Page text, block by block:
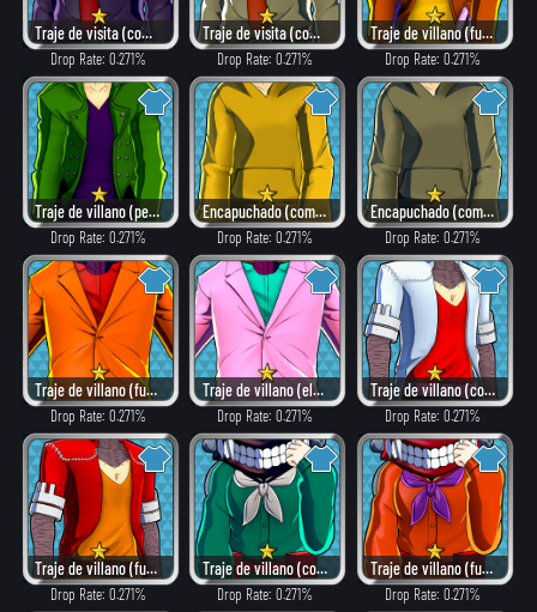
Traje de visita (como villano)
Drop Rate: 0.271%
Traje de visita (combate)
Drop Rate: 0.271%
Traje de villano (fuego)
Drop Rate: 0.271%
Traje de villano (peligroso)
Drop Rate: 0.271%
Encapuchado (como héroe)
Drop Rate: 0.271%
Encapuchado (combate)
Drop Rate: 0.271%
Traje de villano (fuego)
Drop Rate: 0.271%
Traje de villano (elegante)
Drop Rate: 0.271%
Traje de villano (como héroe)
Drop Rate: 0.271%
Traje de villano (fuego)
Drop Rate: 0.271%
Traje de villano (como héroe)
Drop Rate: 0.271%
Traje de villano (fuego)
Drop Rate: 0.271%